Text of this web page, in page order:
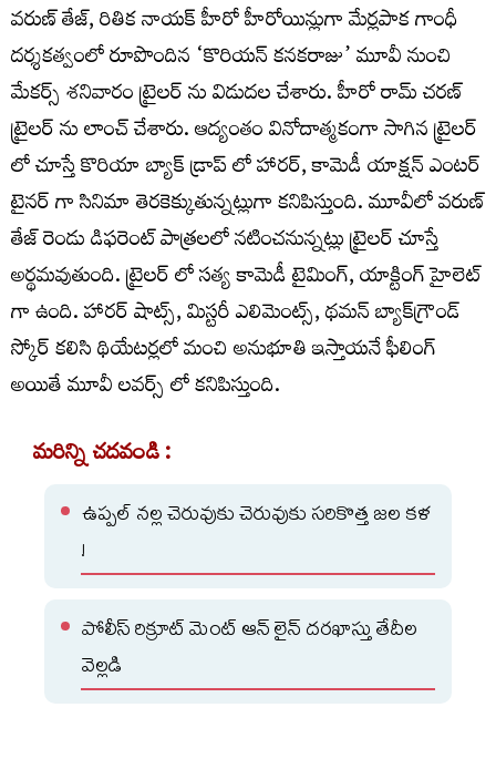
వరుణ్ తేజ్, రితిక నాయక్ హీరో హీరోయిన్లుగా మేర్లపాక గాంధీ
దర్శకత్వంలో రూపొందిన ‘కొరియన్ కనకరాజు’ మూవీ నుంచి
మేకర్స్ శనివారం ట్రైలర్ ను విడుదల చేశారు. హీరో రామ్ చరణ్
ట్రైలర్ ను లాంచ్ చేశారు. ఆద్యంతం వినోదాత్మకంగా సాగిన ట్రైలర్
లో చూస్తే కొరియా బ్యాక్ డ్రాప్ లో హారర్, కామెడీ యాక్షన్ ఎంటర్
టైనర్ గా సినిమా తెరకెక్కుతున్నట్లుగా కనిపిస్తుంది. మూవీలో వరుణ్
తేజ్ రెండు డిఫరెంట్ పాత్రలలో నటించనున్నట్లు ట్రైలర్ చూస్తే
అర్థమవుతుంది. ట్రైలర్ లో సత్య కామెడీ టైమింగ్, యాక్టింగ్ హైలెట్
గా ఉంది. హారర్ షాట్స్, మిస్టరీ ఎలిమెంట్స్, థమన్ బ్యాక్‌గ్రౌండ్
స్కోర్ కలిసి థియేటర్లలో మంచి అనుభూతి ఇస్తాయనే ఫీలింగ్
అయితే మూవీ లవర్స్ లో కనిపిస్తుంది.
మరిన్ని చదవండి :
ఉప్పల్ నల్ల చెరువుకు చెరువుకు సరికొత్త జల కళ
!
పోలీస్ రిక్రూట్ మెంట్ ఆన్ లైన్ దరఖాస్తు తేదీల
వెల్లడి